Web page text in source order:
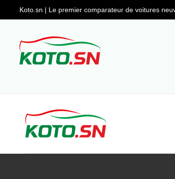
Koto.sn | Le premier comparateur de voitures